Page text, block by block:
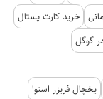
خرید کارت پستال
گوگل
یخچال فریزر اسنوا